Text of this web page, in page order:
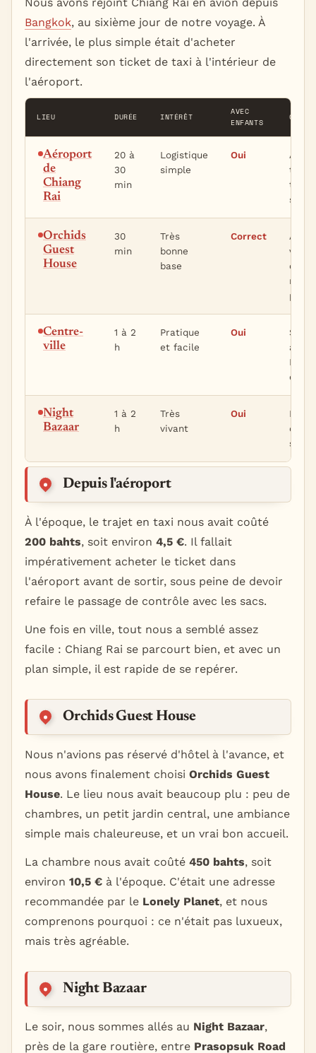
Bangkok, au sixième jour de notre voyage. À
l'arrivée, le plus simple était d'acheter
directement son ticket de taxi à l'intérieur de
l'aéroport.
LIEU DURÉE INTÉRÊT
AVEC
ENFANTS
Aéroport
de
Chiang
Rai
20 à
30
min
Logistique
simple
Oui
taxi
sortir
Orchids
Guest
House
30
min
Très
bonne
base
Correct
vous
place
Centre-
ville
1 à 2
h
Pratique
et facile
Oui
Se
et
Night
Bazaar
1 à 2
h
Très
vivant
Oui
Bien
dîner
Depuis l'aéroport
À l'époque, le trajet en taxi nous avait coûté
200 bahts, soit environ 4,5 €. Il fallait
impérativement acheter le ticket dans
l'aéroport avant de sortir, sous peine de devoir
refaire le passage de contrôle avec les sacs.
Une fois en ville, tout nous a semblé assez
facile : Chiang Rai se parcourt bien, et avec un
plan simple, il est rapide de se repérer.
Orchids Guest House
Nous n'avions pas réservé d'hôtel à l'avance, et
nous avons finalement choisi Orchids Guest
House. Le lieu nous avait beaucoup plu : peu de
chambres, un petit jardin central, une ambiance
simple mais chaleureuse, et un vrai bon accueil.
La chambre nous avait coûté 450 bahts, soit
environ 10,5 € à l'époque. C'était une adresse
recommandée par le Lonely Planet, et nous
comprenons pourquoi : ce n'était pas luxueux,
mais très agréable.
Night Bazaar
Le soir, nous sommes allés au Night Bazaar,
près de la gare routière, entre Prasopsuk Road